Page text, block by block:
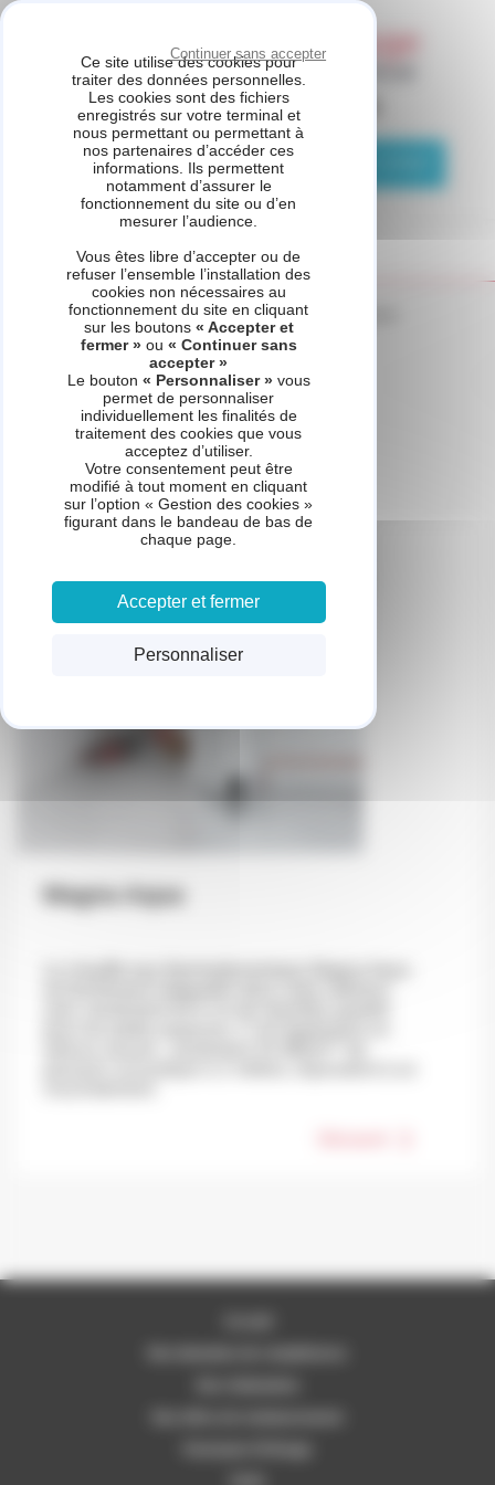
ASSISTANCE CHAUFFAGE
04 81 69 05 75 Demande de contact
Catégorie produits - Chauffe-eau thermodynamique
Chauffe-eau
thermodynamique
Magna Aqua
Panneau de gestion des cookies
Ce site utilise des cookies pour
traiter des données personnelles.
Les cookies sont des fichiers
enregistrés sur votre terminal et
nous permettant ou permettant à
nos partenaires d’accéder ces
informations. Ils permettent
notamment d’assurer le
fonctionnement du site ou d’en
mesurer l’audience.
Vous êtes libre d’accepter ou de
refuser l’ensemble l’installation des
cookies non nécessaires au
fonctionnement du site en cliquant
sur les boutons « Accepter et
fermer »ou « Continuer sans
accepter »
Le bouton « Personnaliser »vous
permet de personnaliser
individuellement les finalités de
traitement des cookies que vous
acceptez d’utiliser.
Votre consentement peut être
modifié à tout moment en cliquant
sur l’option « Gestion des cookies »
figurant dans le bandeau de bas de
chaque page.
Accepter et fermer
Continuer sans accepter
Personnaliser